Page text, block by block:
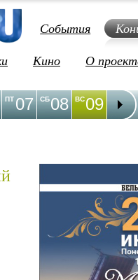
События
Кино О
07
ПТ 08
СБ 09
ВС 10
ПН